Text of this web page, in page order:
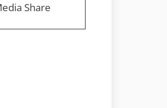
Share